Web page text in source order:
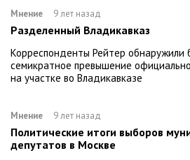
Мнение 9 лет назад
Разделенный Владикавказ
Корреспонденты Рейтер обнаружили
семикратное превышение
на участке во Владикавказе
Мнение 9 лет назад
Политические итоги выборов
депутатов в Москве